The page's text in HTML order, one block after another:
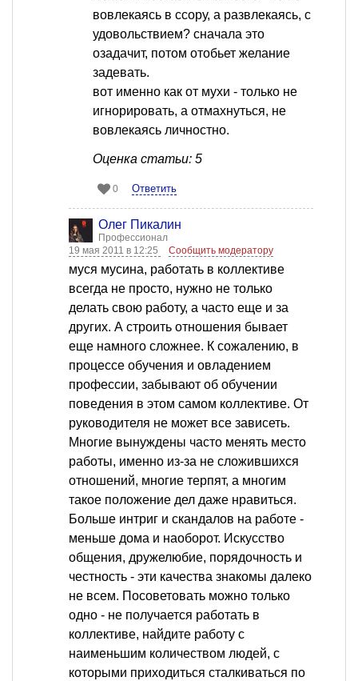
вовлекаясь в ссору, а развлекаясь, с
удовольствием? сначала это
озадачит, потом отобьет желание
задевать.
вот именно как от мухи - только не
игнорировать, а отмахнуться, не
вовлекаясь личностно.
Оценка статьи: 5
0 Ответить
Олег Пикалин
Профессионал
19 мая 2011 в 12:25
Сообщить модератору
муся мусина, работать в коллективе
всегда не просто, нужно не только
делать свою работу, а часто еще и за
других. А строить отношения бывает
еще намного сложнее. К сожалению, в
процессе обучения и овладением
профессии, забывают об обучении
поведения в этом самом коллективе. От
руководителя не может все зависеть.
Многие вынуждены часто менять место
работы, именно из-за не сложившихся
отношений, многие терпят, а многим
такое положение дел даже нравиться.
Больше интриг и скандалов на работе -
меньше дома и наоборот. Искусство
общения, дружелюбие, порядочность и
честность - эти качества знакомы далеко
не всем. Посоветовать можно только
одно - не получается работать в
коллективе, найдите работу с
наименьшим количеством людей, с
которыми приходиться сталкиваться по